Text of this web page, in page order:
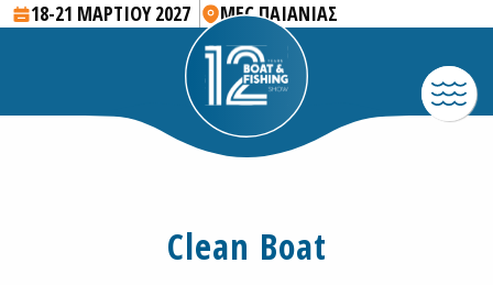
18-21 ΜΑΡΤΙΟΥ 2027 MEC ΠΑΙΑΝΙΑΣ
Clean Boat